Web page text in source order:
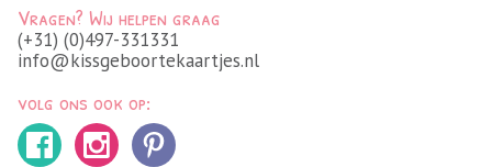
Vragen? Wij helpen graag
(+31) (0)497-331331
info@kissgeboortekaartjes.nl
volg ons ook op: